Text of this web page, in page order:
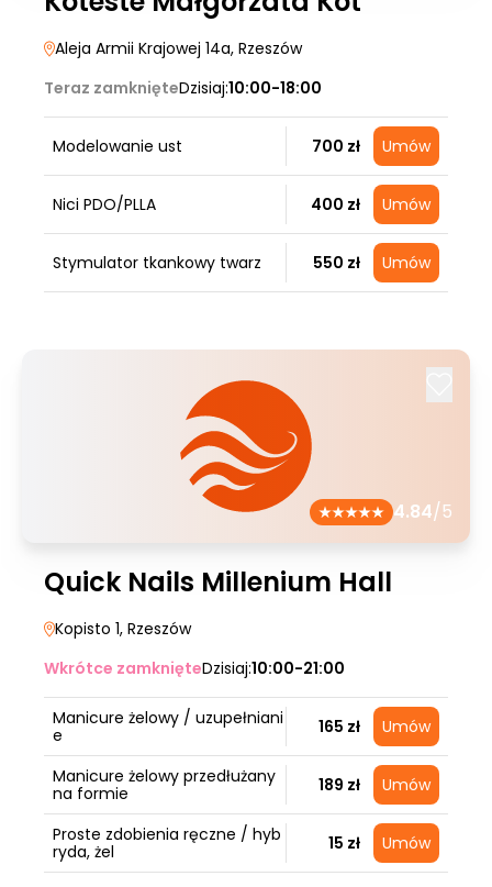
Aleja Armii Krajowej 14a, Rzeszów
Teraz zamknięteDzisiaj:10:00-18:00
Modelowanie ust 700 zł Umów
Nici PDO/PLLA 400 zł Umów
Stymulator tkankowy twarz 550 zł Umów
4.84/5
Quick Nails Millenium Hall
Kopisto 1, Rzeszów
Wkrótce zamknięteDzisiaj:10:00-21:00
Manicure żelowy / uzupełniani
e
165 zł Umów
Manicure żelowy przedłużany
na formie
189 zł Umów
Proste zdobienia ręczne / hyb
ryda, żel
15 zł Umów